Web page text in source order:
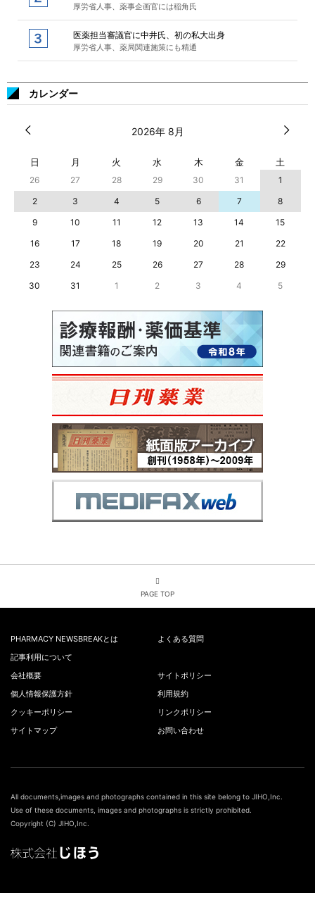
厚労省人事、薬事企画官には稲角氏
医薬担当審議官に中井氏、初の私大出身
厚労省人事、薬局関連施策にも精通
カレンダー
2026年 8月
日 月 火 水 木 金 土
26 27 28 29 30 31
1
2
3 4 5 6 7
8
9
10 11 12 13 14
15
16
17 18 19 20 21
22
23
24 25 26 27 28
29
30
31 1 2 3 4 5
PAGE TOP
PHARMACY NEWSBREAKとは
よくある質問
記事利用について
会社概要
サイトポリシー
個人情報保護方針
利用規約
クッキーポリシー
リンクポリシー
サイトマップ
お問い合わせ
All documents,images and photographs contained in this site belong to JIHO,Inc.
Use of these documents, images and photographs is strictly prohibited.
Copyright (C) JIHO,Inc.